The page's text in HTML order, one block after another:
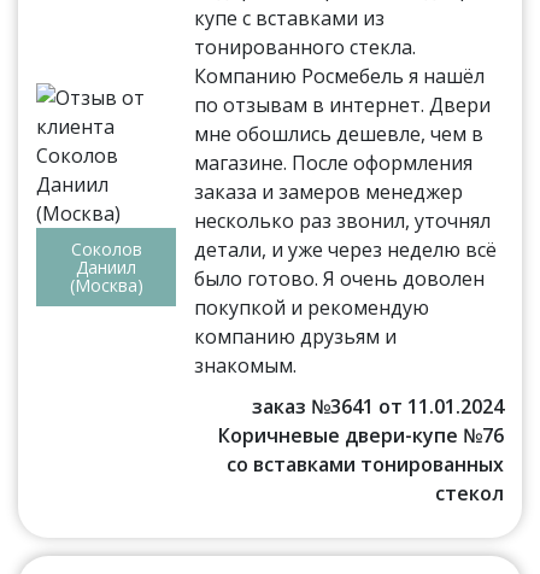
Соколов
Даниил
(Москва)
купе с вставками из
тонированного стекла.
Компанию Росмебель я нашёл
по отзывам в интернет. Двери
мне обошлись дешевле, чем в
магазине. После оформления
заказа и замеров менеджер
несколько раз звонил, уточнял
детали, и уже через неделю всё
было готово. Я очень доволен
покупкой и рекомендую
компанию друзьям и
знакомым.
заказ №3641 от 11.01.2024
Коричневые двери-купе №76
со вставками тонированных
стекол